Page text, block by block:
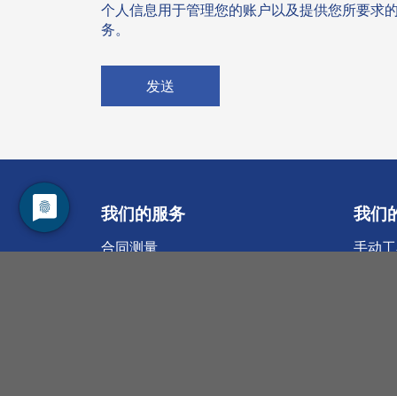
个人信息用于管理您的账户以及提供您所要求
务。
发送
我们的服务
合同测量
我们
手动